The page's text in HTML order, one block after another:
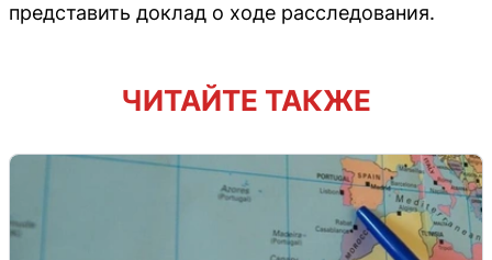
представить доклад о ходе расследования.
ЧИТАЙТЕ ТАКЖЕ